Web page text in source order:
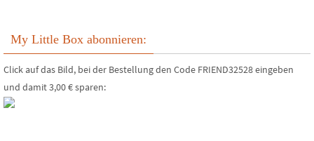
My Little Box abonnieren:
Click auf das Bild, bei der Bestellung den Code FRIEND32528 eingeben
und damit 3,00 € sparen: